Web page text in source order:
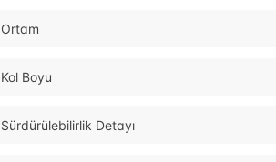
Ortam
Kol Boyu
Sürdürülebilirlik Detayı